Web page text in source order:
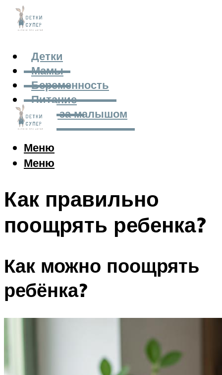
Детки
Мамы
Беременность
Питание
Уход за малышом
Меню
Меню
Как правильно
поощрять ребенка?
Как можно поощрять
ребёнка?